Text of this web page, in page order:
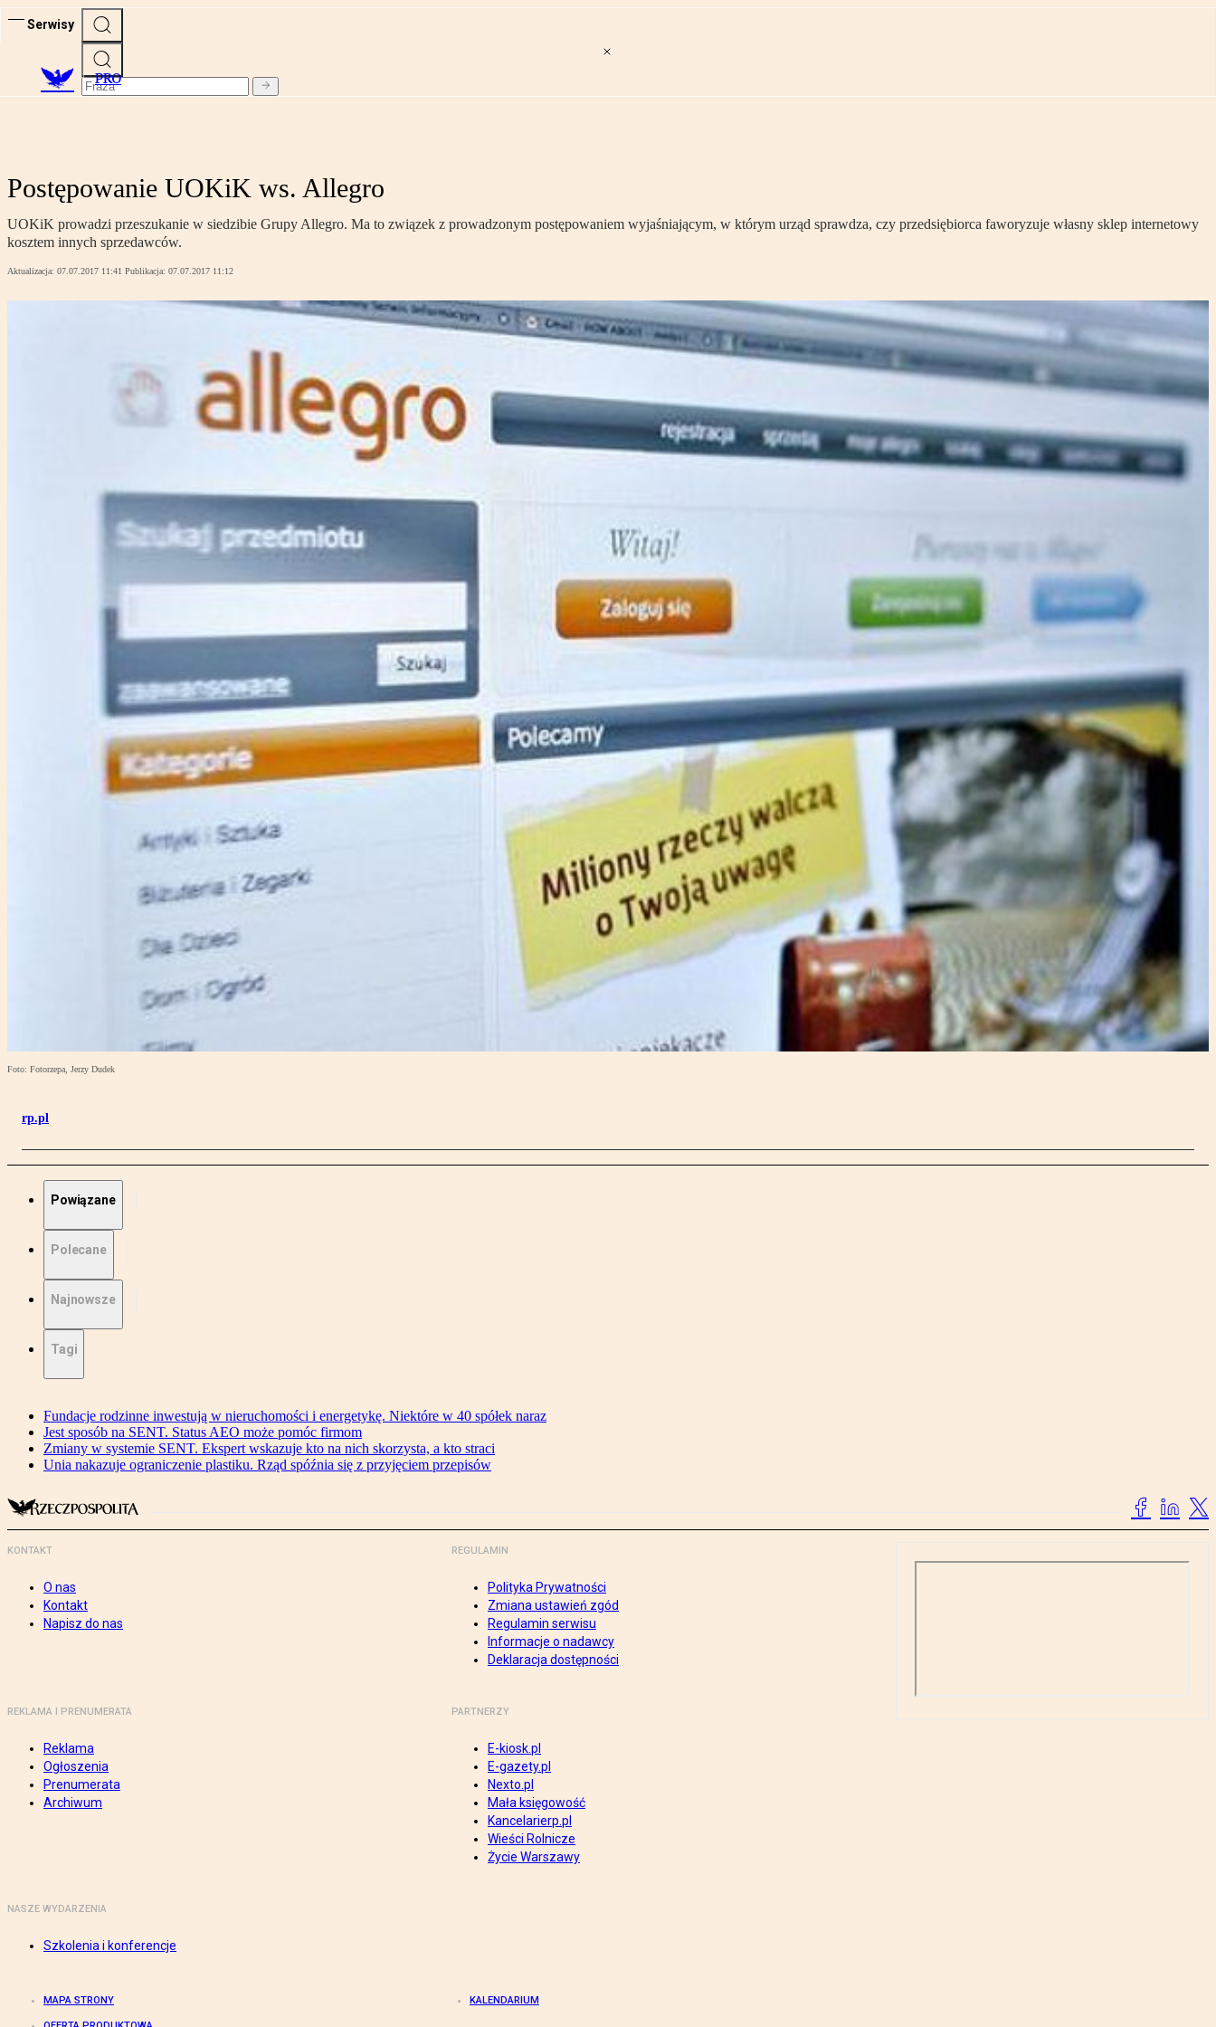
Serwisy
PRO
Postępowanie UOKiK ws. Allegro
UOKiK prowadzi przeszukanie w siedzibie Grupy Allegro. Ma to związek z prowadzonym postępowaniem wyjaśniającym, w którym urząd sprawdza, czy przedsiębiorca faworyzuje własny sklep internetowy
kosztem innych sprzedawców.
Aktualizacja: 07.07.2017 11:41 Publikacja: 07.07.2017 11:12
Foto: Fotorzepa, Jerzy Dudek
rp.pl
Powiązane
Polecane
Najnowsze
Tagi
Fundacje rodzinne inwestują w nieruchomości i energetykę. Niektóre w 40 spółek naraz
Jest sposób na SENT. Status AEO może pomóc firmom
Zmiany w systemie SENT. Ekspert wskazuje kto na nich skorzysta, a kto straci
Unia nakazuje ograniczenie plastiku. Rząd spóźnia się z przyjęciem przepisów
KONTAKT
O nas
Kontakt
Napisz do nas
REGULAMIN
Polityka Prywatności
Zmiana ustawień zgód
Regulamin serwisu
Informacje o nadawcy
Deklaracja dostępności
REKLAMA I PRENUMERATA
Reklama
Ogłoszenia
Prenumerata
Archiwum
PARTNERZY
E-kiosk.pl
E-gazety.pl
Nexto.pl
Mała księgowość
Kancelarierp.pl
Wieści Rolnicze
Życie Warszawy
NASZE WYDARZENIA
Szkolenia i konferencje
MAPA STRONY KALENDARIUM